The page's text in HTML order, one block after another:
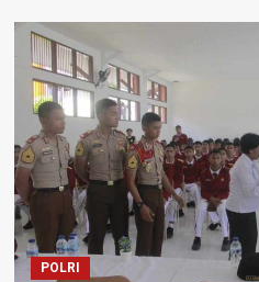
POLRI